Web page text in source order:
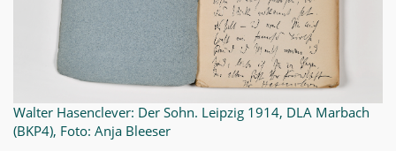
Walter Hasenclever: Der Sohn. Leipzig 1914, DLA Marbach
(BKP4), Foto: Anja Bleeser